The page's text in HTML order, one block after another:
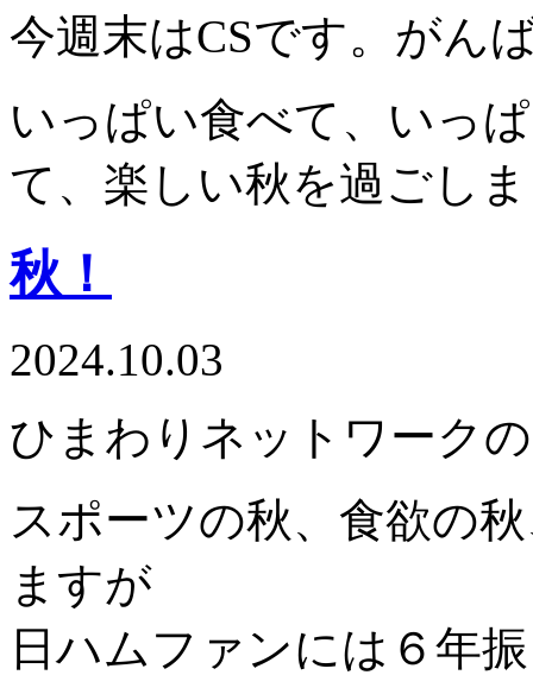
今週末はCSです。がん
いっぱい食べて、いっ
て、楽しい秋を過ごし
秋！
2024.10.03
ひまわりネットワーク
スポーツの秋、食欲の
ますが
日ハムファンには６年